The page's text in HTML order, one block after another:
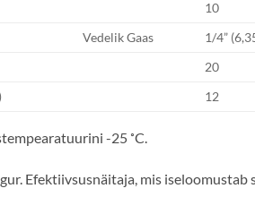
10
Vedelik Gaas 1/4”
20
12
-25 ˚C.
Efektiivsusnäitaja, mis